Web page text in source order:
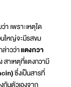
เพราะเหตุใด
ใหญ่จะมีรสขม
าวว่าแตงกวา
สาเหตุที่แตงกวามี
ซึ่งเป็นสารที่
นตัวเองจาก